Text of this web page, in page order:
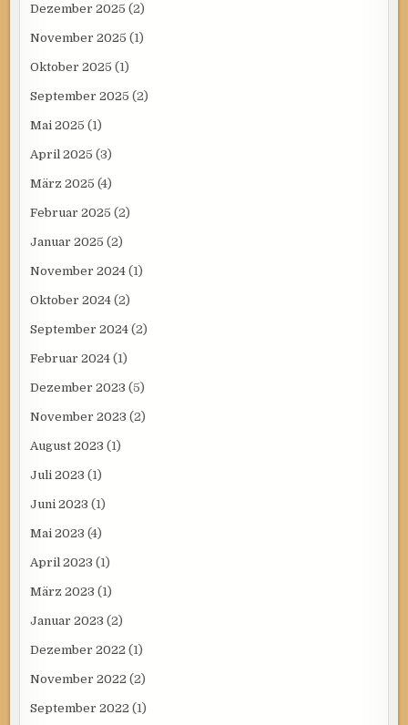
Dezember 2025 (2)
November 2025 (1)
Oktober 2025 (1)
September 2025 (2)
Mai 2025 (1)
April 2025 (3)
März 2025 (4)
Februar 2025 (2)
Januar 2025 (2)
November 2024 (1)
Oktober 2024 (2)
September 2024 (2)
Februar 2024 (1)
Dezember 2023 (5)
November 2023 (2)
August 2023 (1)
Juli 2023 (1)
Juni 2023 (1)
Mai 2023 (4)
April 2023 (1)
März 2023 (1)
Januar 2023 (2)
Dezember 2022 (1)
November 2022 (2)
September 2022 (1)